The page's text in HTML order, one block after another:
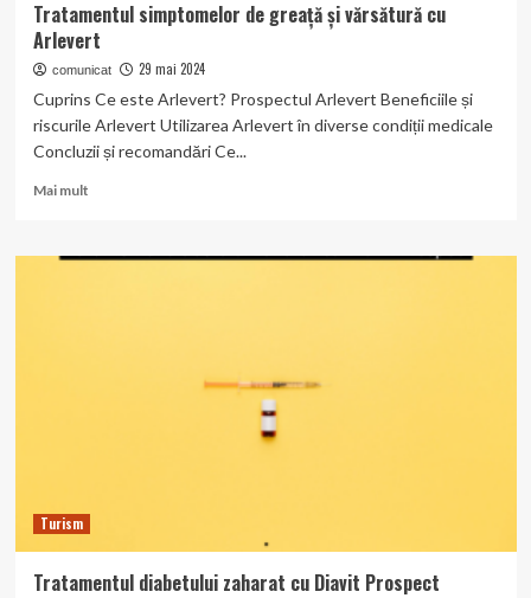
Tratamentul simptomelor de greață și vărsătură cu
Arlevert
comunicat 29 mai 2024
Cuprins Ce este Arlevert? Prospectul Arlevert Beneficiile și
riscurile Arlevert Utilizarea Arlevert în diverse condiții medicale
Concluzii și recomandări Ce...
Mai multRead
Tratamentul
Turism
Tratamentul diabetului zaharat cu Diavit Prospect